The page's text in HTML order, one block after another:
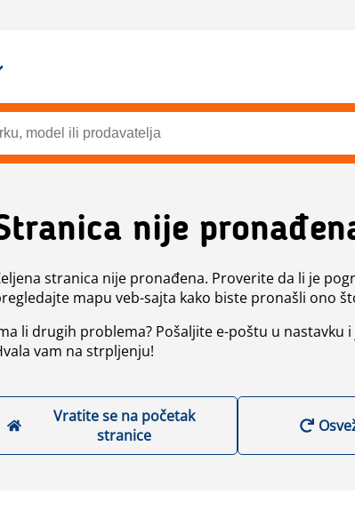
nije
stranica nije pronađena. Proverite da li je
mapu veb-sajta kako biste pronašli ono
li drugih problema? Pošaljite e-poštu u nastavku i
vam na strpljenju!
Vratite se na početak
stranice